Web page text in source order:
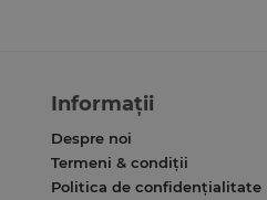
Informații
Despre noi
Termeni & condiții
Politica de confidențialitate